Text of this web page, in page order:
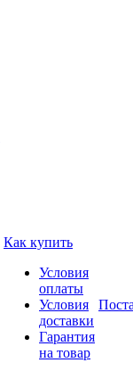
Как купить
Условия
оплаты
Условия
доставки
Гарантия
на товар